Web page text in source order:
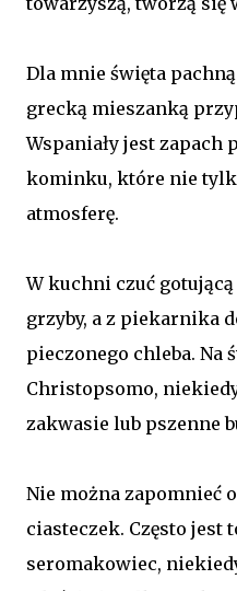
Dla mnie święta
grecką mieszanką
Wspaniały jest zapach
kominku, które nie
atmosferę.
W kuchni czuć
grzyby, a z piekarnika
pieczonego chleba. Na
Christopsomo,
zakwasie lub pszenne
Nie można zapomnieć
ciasteczek. Często jest
seromakowiec,